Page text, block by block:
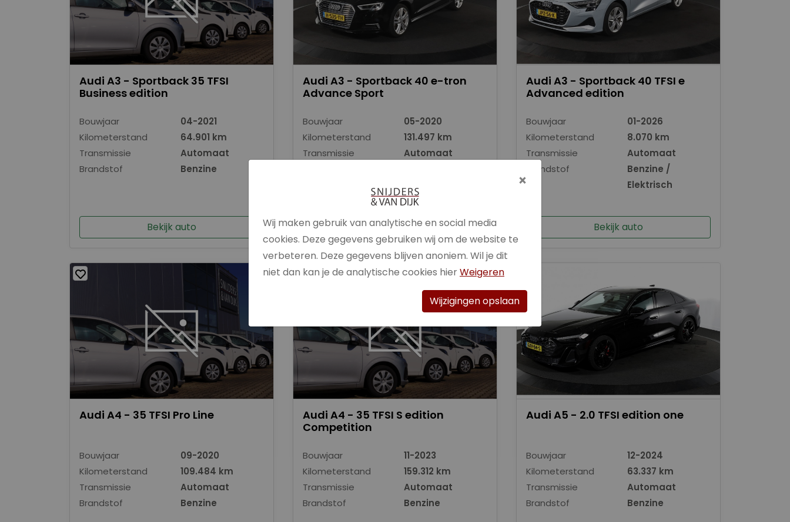
Audi A3 - Sportback 35 TFSI
Business edition
Bouwjaar
04-2021
Kilometerstand
64.901 km
Transmissie
Automaat
Brandstof
Benzine
Bekijk auto
Audi A3 - Sportback 40 e-tron
Advance Sport
Bouwjaar
05-2020
Kilometerstand
131.497 km
Transmissie
Automaat
Elektrisch
Bekijk auto
Audi A3 - Sportback 40 TFSI e
Advanced edition
Bouwjaar
01-2026
Kilometerstand
8.070 km
Transmissie
Automaat
Brandstof
Benzine /
Elektrisch
Bekijk auto
Audi A4 - 35 TFSI Pro Line
Bouwjaar
09-2020
Kilometerstand
109.484 km
Transmissie
Automaat
Brandstof
Benzine
Audi A4 - 35 TFSI S edition
Competition
Bouwjaar
11-2023
Kilometerstand
159.312 km
Transmissie
Automaat
Brandstof
Benzine
Audi A5 - 2.0 TFSI edition one
Bouwjaar
12-2024
Kilometerstand
63.337 km
Transmissie
Automaat
Brandstof
Benzine
×
Wij maken gebruik van analytische en social media
cookies. Deze gegevens gebruiken wij om de website te
verbeteren. Deze gegevens blijven anoniem. Wil je dit
niet dan kan je de analytische cookies hierWeigeren
Wijzigingen opslaan